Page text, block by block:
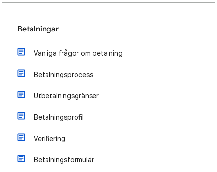
Betalningar
Vanliga frågor om betalning
Betalningsprocess
Utbetalningsgränser
Betalningsprofil
Verifiering
Betalningsformulär